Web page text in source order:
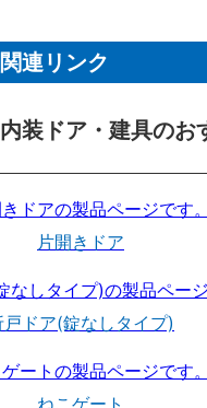
連リンク
装ドア・建具のお
片開きドア
戸ドア(錠なしタイプ)
ねこゲート